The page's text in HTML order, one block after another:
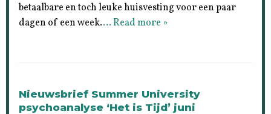
betaalbare en toch leuke huisvesting voor een paar
dagen of een week.… Read more »
Nieuwsbrief Summer University
psychoanalyse ‘Het is Tijd’ juni